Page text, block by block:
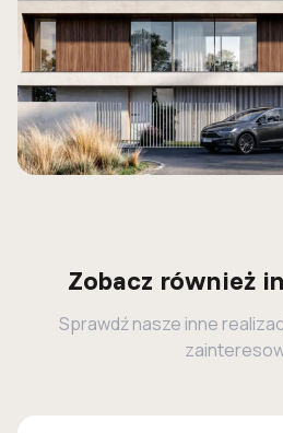
Zobacz również
Sprawdź nasze inne